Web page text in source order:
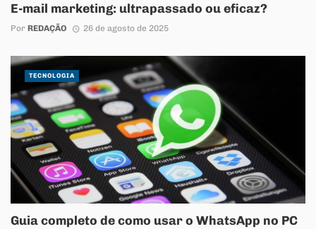
E-mail marketing: ultrapassado ou eficaz?
Por REDAÇÃO 26 de agosto de 2025
Guia completo de como usar o WhatsApp no PC
TECNOLOGIA